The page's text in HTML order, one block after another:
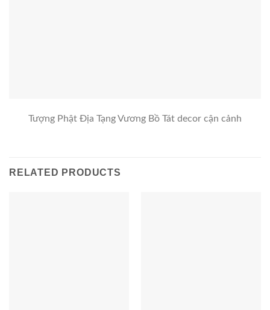
Tượng Phật Địa Tạng Vương Bồ Tát decor cận cảnh
RELATED PRODUCTS